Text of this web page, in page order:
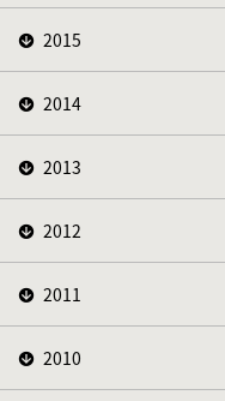
2015
2014
2013
2012
2011
2010